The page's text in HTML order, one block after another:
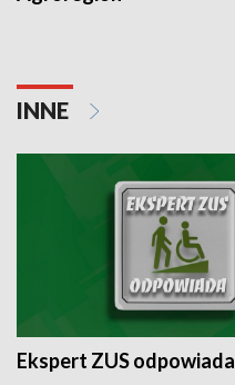
INNE
Ekspert ZUS odpowiada